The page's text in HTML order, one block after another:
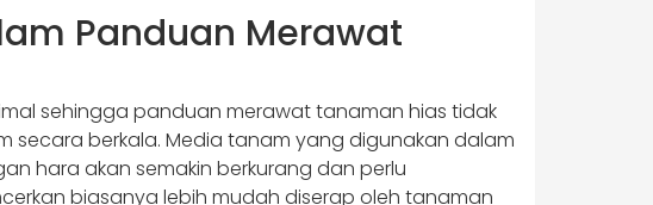
Panduan Merawat
sehingga panduan merawat tanaman hias tidak
berkala. Media tanam yang digunakan dalam
hara akan semakin berkurang dan perlu
biasanya lebih mudah diserap oleh tanaman